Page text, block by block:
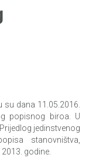
dana 11.05.2016.
popisnog biroa. U
jedinstvenog
stanovništva,
godine.